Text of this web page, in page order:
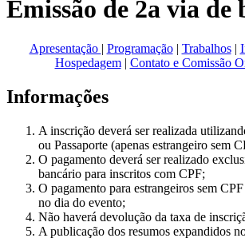
Emissão de 2a via de
Apresentação | Programação| Trabalhos|
Hospedagem| Contato e Comissão
Informações
A inscrição deverá ser realizada
ou Passaporte (apenas estrangeiro sem
O pagamento deverá ser realizado
bancário para inscritos com CPF;
O pagamento para estrangeiros sem
no dia do evento;
Não haverá devolução da taxa de
A publicação dos resumos expandidos